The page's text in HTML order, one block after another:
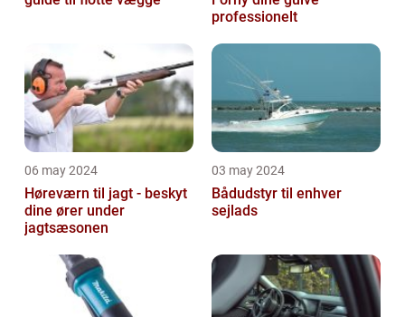
professionelt
06 may 2024
Høreværn til jagt - beskyt
dine ører under
jagtsæsonen
03 may 2024
Bådudstyr til enhver
sejlads